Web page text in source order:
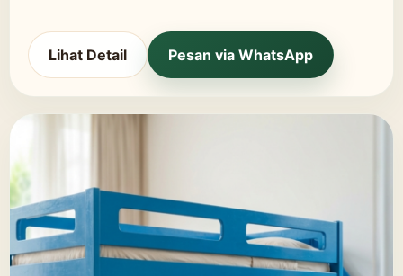
Lihat Detail Pesan via WhatsApp